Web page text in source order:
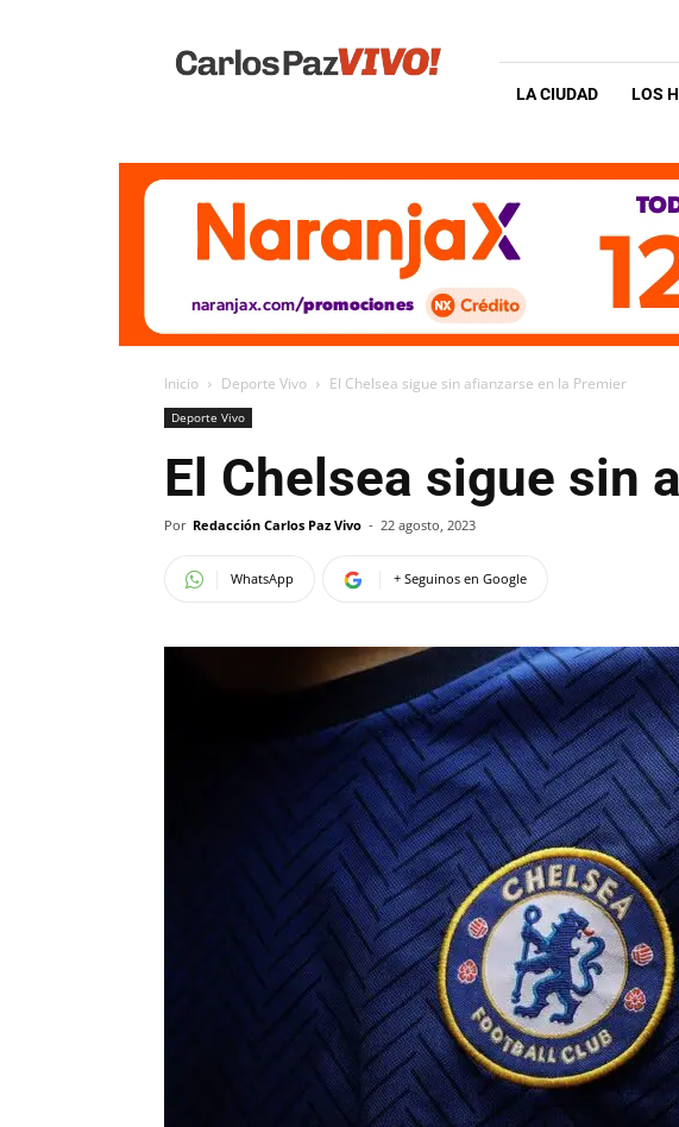
Vivo
LA CIUDAD LOS
Inicio Deporte Vivo El Chelsea sigue sin afianzarse en la Premier
Deporte Vivo
El Chelsea sigue sin
Por Redacción Carlos Paz Vivo - 22 agosto, 2023
WhatsApp + Seguinos en Google